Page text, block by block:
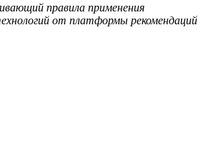
правила применения
от платформы рекомендаций